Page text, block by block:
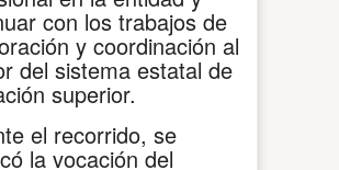
con los trabajos de
y coordinación al
del sistema estatal de
superior.
el recorrido, se
la vocación del